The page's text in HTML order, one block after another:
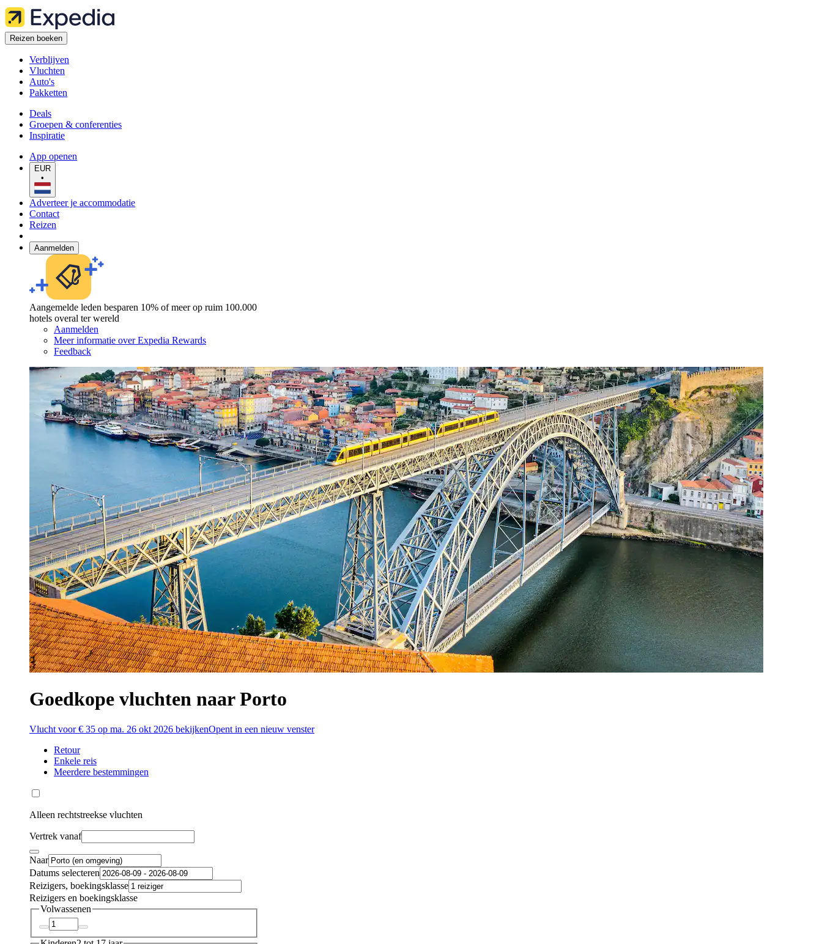
Reizen boeken
Verblijven
Vluchten
Auto's
Pakketten
Deals
Groepen & conferenties
Inspiratie
App openen
EUR
•
Adverteer je accommodatie
Contact
Reizen
Aanmelden
Aangemelde leden besparen 10% of meer op ruim 100.000
hotels overal ter wereld
Aanmelden
Meer informatie over Expedia Rewards
Feedback
Goedkope vluchten naar Porto
Vlucht voor € 35 op ma. 26 okt 2026 bekijkenOpent in een nieuw venster
Retour
Enkele reis
Meerdere bestemmingen
Alleen rechtstreekse vluchten
Vertrek vanaf
Naar
Datums selecteren
Reizigers, boekingsklasse
Reizigers en boekingsklasse
Volwassenen